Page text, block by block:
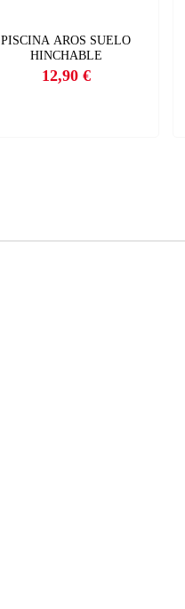
PISCINA AROS SUELO
HINCHABLE
Precio
12,90 €